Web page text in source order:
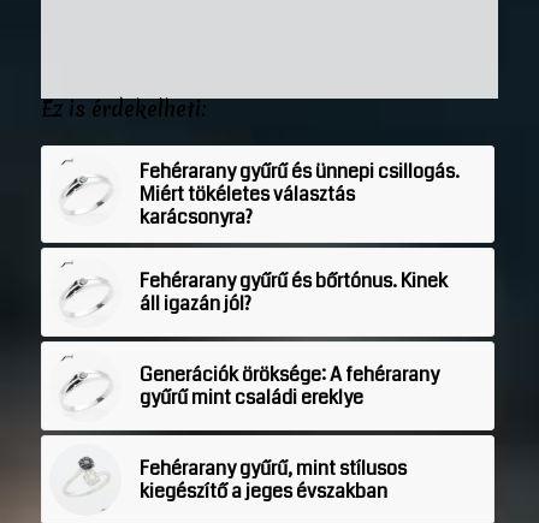
Ez is érdekelheti:
Fehérarany gyűrű és ünnepi csillogás.
Miért tökéletes választás
karácsonyra?
Fehérarany gyűrű és bőrtónus. Kinek
áll igazán jól?
Generációk öröksége: A fehérarany
gyűrű mint családi ereklye
Fehérarany gyűrű, mint stílusos
kiegészítő a jeges évszakban